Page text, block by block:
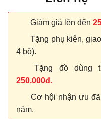
Giảm giá lên đến
Tặng phụ kiện,
4 bộ).
Tặng đồ dùng
250.000đ.
Cơ hội nhận ưu
năm.